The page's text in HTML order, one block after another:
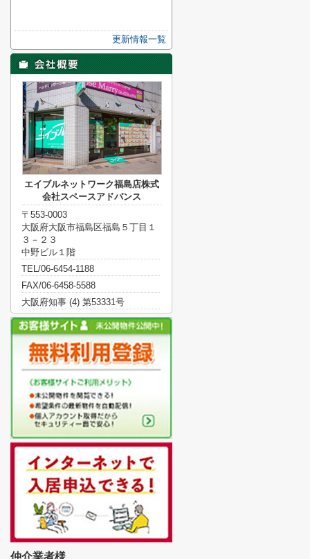
更新情報一覧
エイブルネットワーク福島店株式
会社スペースアドバンス
〒553-0003
大阪府大阪市福島区福島５丁目１
３－２３
中野ビル１階
TEL/06-6454-1188
FAX/06-6458-5588
大阪府知事 (4) 第53331号
仲介業者様